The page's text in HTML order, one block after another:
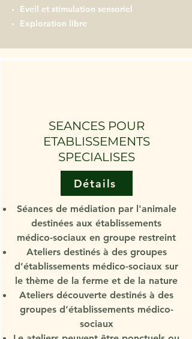
Eveil et stimulation sensoriel
Exploration libre
SEANCES POUR
ETABLISSEMENTS
SPECIALISES
Détails
Séances de médiation par l'animale
destinées aux établissements
médico-sociaux en groupe restreint
Ateliers destinés à des groupes
d’établissements médico-sociaux sur
le thème de la ferme et de la nature
Ateliers découverte destinés à des
groupes d’établissements médico-
sociaux